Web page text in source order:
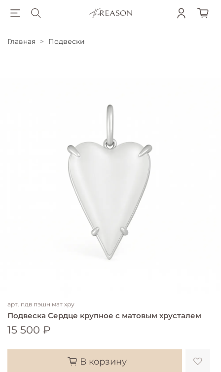
Главная Подвески
арт. пдв пэшн мат хру
Подвеска Сердце крупное с матовым хрусталем
15 500 ₽
В корзину